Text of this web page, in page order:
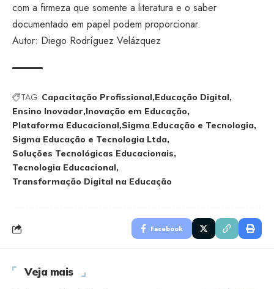
com a firmeza que somente a literatura e o saber
documentado em papel podem proporcionar.
Autor: Diego Rodríguez Velázquez
TAG: Capacitação Profissional Educação Digital
Ensino Inovador Inovação em Educação
Plataforma Educacional Sigma Educação e Tecnologia
Sigma Educação e Tecnologia Ltda
Soluções Tecnológicas Educacionais
Tecnologia Educacional
Transformação Digital na Educação
Facebook
Veja mais